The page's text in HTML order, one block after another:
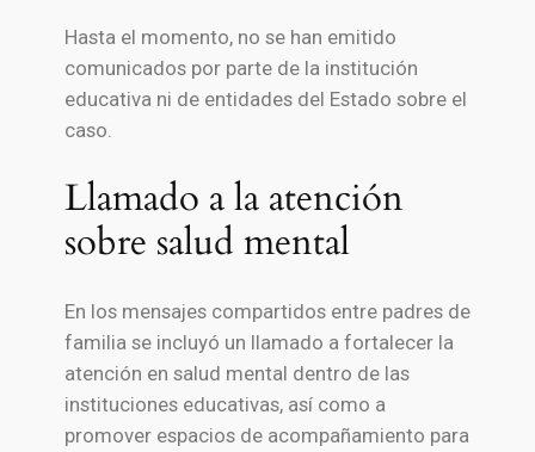
Hasta el momento, no se han emitido
comunicados por parte de la institución
educativa ni de entidades del Estado sobre el
caso.
Llamado a la atención
sobre salud mental
En los mensajes compartidos entre padres de
familia se incluyó un llamado a fortalecer la
atención en salud mental dentro de las
instituciones educativas, así como a
promover espacios de acompañamiento para